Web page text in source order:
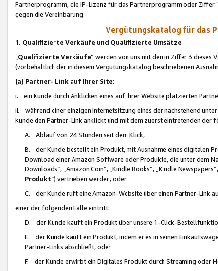
Partnerprogramm, die IP-Lizenz für das Partnerprogramm oder
gegen die Vereinbarung.
Vergütungskatalog für das
1. Qualifizierte Verkäufe und Qualifizierte Umsätze
Qualifizierte Verkäufe“ werden von uns mit den in Ziffer 3
(vorbehaltlich der in diesem Vergütungskatalog beschriebenen
(a) Partner- Link auf Ihrer Site:
i. ein Kunde durch Anklicken eines auf Ihrer Website platzierten
ii. während einer einzigen Internetsitzung eines der nachstehend
Kunde den Partner-Link anklickt und mit dem zuerst eintretenden der
A. Ablauf von 24 Stunden seit dem Klick,
B. der Kunde bestellt ein Produkt, mit Ausnahme eines digitalen
Download einer Amazon Software oder Produkte, die unter dem
Downloads“, „Amazon Coin“, „Kindle Books“, „Kindle
Produkt“) vertrieben werden, oder
C. der Kunde ruft eine Amazon-Website über einen Partner-Link
einer der folgenden Fälle eintritt:
D. der Kunde kauft ein Produkt über unsere 1-Click-
E. der Kunde kauft ein Produkt, indem er es in seinen
Partner-Links abschließt, oder
F. der Kunde erwirbt ein Digitales Produkt durch Streaming oder